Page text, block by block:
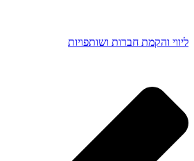
ליווי והקמת חברות ושותפויות